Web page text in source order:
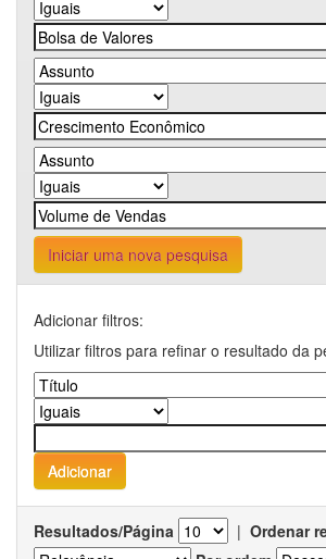
Iniciar uma nova pesquisa
Adicionar filtros:
Utilizar filtros para refinar o resultado da
Resultados/Página | Ordenar